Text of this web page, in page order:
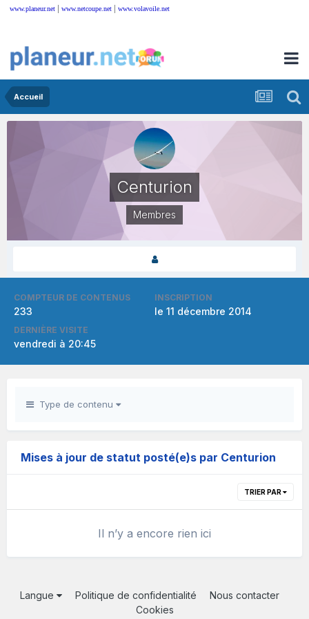
www.planeur.net | www.netcoupe.net | www.volavoile.net
Accueil
Centurion
Membres
COMPTEUR DE CONTENUS
233
INSCRIPTION
le 11 décembre 2014
DERNIÈRE VISITE
vendredi à 20:45
Type de contenu
Mises à jour de statut posté(e)s par Centurion
TRIER PAR
Il n’y a encore rien ici
Langue Politique de confidentialité
Nous contacter
Cookies